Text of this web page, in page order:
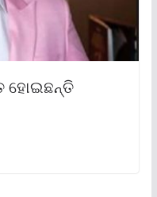
ହୋଇଛନ୍ତି